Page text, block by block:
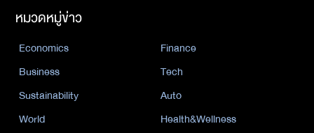
หมวดหมู่ข่าว
Economics
Finance
Business
Tech
Sustainability
Auto
World
Health&Wellness